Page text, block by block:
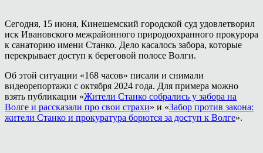
Сегодня, 15 июня, Кинешемский городской суд удовлетворил
иск Ивановского межрайонного природоохранного прокурора
к санаторию имени Станко. Дело касалось забора, которые
перекрывает доступ к береговой полосе Волги.
Об этой ситуации «168 часов» писали и снимали
видеорепортажи с октября 2024 года. Для примера можно
взять публикации «Жители Станко собрались у забора на
Волге и рассказали про свои страхи» и «Забор против закона:
жители Станко и прокуратура борются за доступ к Волге».